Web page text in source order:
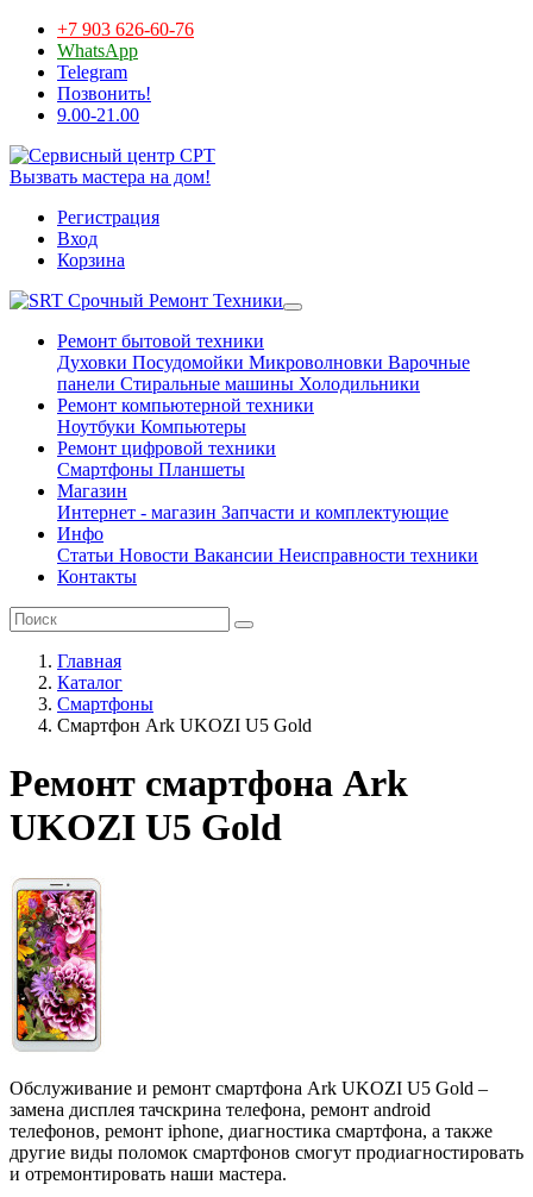
+7 903 626-60-76
WhatsApp
Telegram
Позвонить!
9.00-21.00
Вызвать мастера на дом!
Регистрация
Вход
Корзина
Срочный Ремонт Техники
Ремонт бытовой техники
Духовки Посудомойки Микроволновки Варочные
панели Стиральные машины Холодильники
Ремонт компьютерной техники
Ноутбуки Компьютеры
Ремонт цифровой техники
Смартфоны Планшеты
Магазин
Интернет - магазин Запчасти и комплектующие
Инфо
Статьи Новости Вакансии Неисправности техники
Контакты
Главная
Каталог
Смартфоны
Смартфон Ark UKOZI U5 Gold
Ремонт смартфона Ark
UKOZI U5 Gold
Обслуживание и ремонт смартфона Ark UKOZI U5 Gold –
замена дисплея тачскрина телефона, ремонт android
телефонов, ремонт iphone, диагностика смартфона, а также
другие виды поломок смартфонов смогут продиагностировать
и отремонтировать наши мастера.